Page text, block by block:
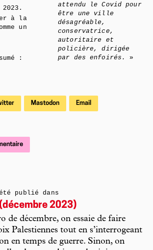
à la
un
:
attendu le Covid pour
être une ville
désagréable,
conservatrice,
autoritaire et
policière, dirigée
par des enfoirés.
»
Mastodon Email
publié dans
2023)
de décembre, on essaie de faire
Palestiennes tout en s’interrogeant
en temps de guerre. Sinon, on